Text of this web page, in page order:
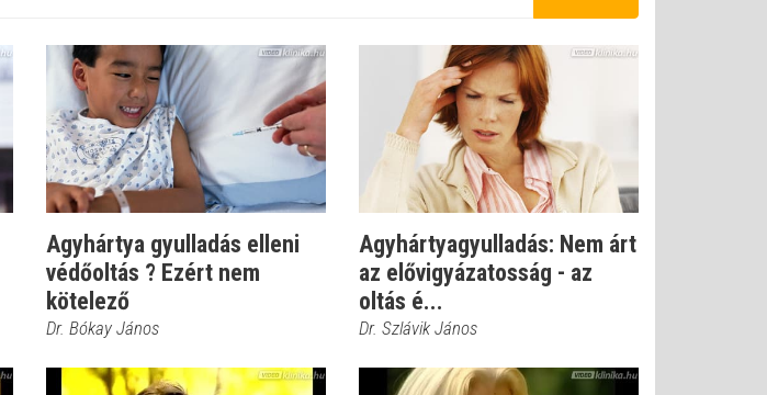
Agyhártya gyulladás elleni
védőoltás ? Ezért nem
kötelező
Dr. Bókay János
Agyhártyagyulladás: Nem árt
az elővigyázatosság - az
oltás é...
Dr. Szlávik János